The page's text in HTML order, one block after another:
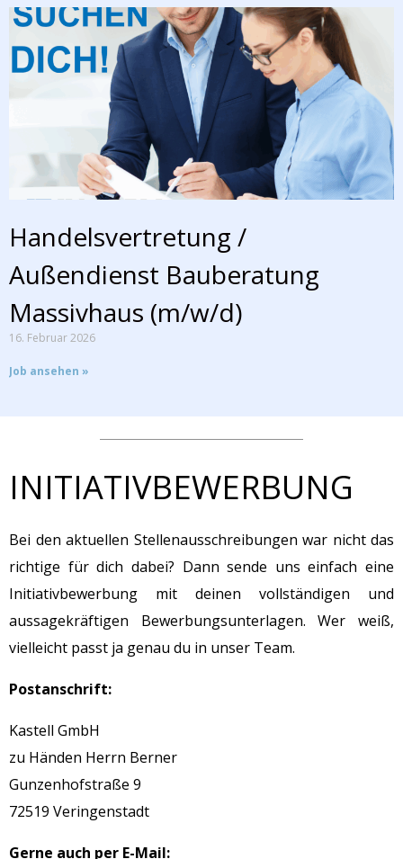
Handelsvertretung /
Außendienst Bauberatung
Massivhaus (m/w/d)
16. Februar 2026
Job ansehen »
INITIATIVBEWERBUNG
Bei den aktuellen Stellenausschreibungen war nicht das
richtige für dich dabei? Dann sende uns einfach eine
Initiativbewerbung mit deinen vollständigen und
aussagekräftigen Bewerbungsunterlagen. Wer weiß,
vielleicht passt ja genau du in unser Team.
Postanschrift:
Kastell GmbH
zu Händen Herrn Berner
Gunzenhofstraße 9
72519 Veringenstadt
Gerne auch per E-Mail: